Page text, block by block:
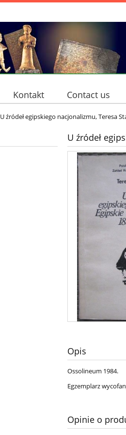
Kontakt Contact us
U źródeł egipskiego nacjonalizmu, Teresa
U źródeł
Opis
Ossolineum 1984.
Egzemplarz
Opinie o